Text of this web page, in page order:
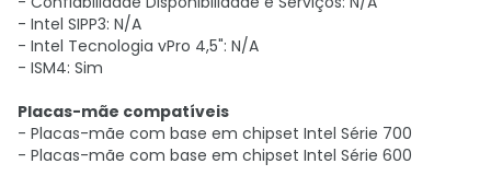
- Intel SIPP3: N/A
- Intel Tecnologia vPro 4,5": N/A
- ISM4: Sim
Placas-mãe compatíveis
- Placas-mãe com base em chipset Intel Série 700
- Placas-mãe com base em chipset Intel Série 600